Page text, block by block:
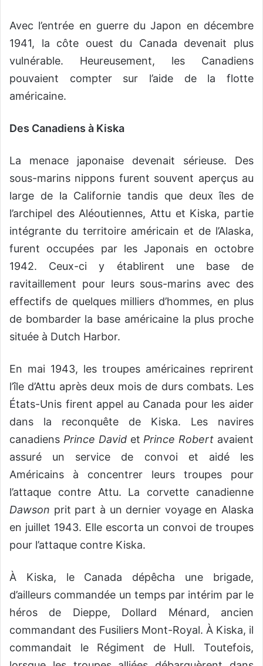
Avec l’entrée en guerre du Japon en décembre
1941, la côte ouest du Canada devenait plus
vulnérable. Heureusement, les Canadiens
pouvaient compter sur l’aide de la flotte
américaine.
Des Canadiens à Kiska
La menace japonaise devenait sérieuse. Des
sous-marins nippons furent souvent aperçus au
large de la Californie tandis que deux îles de
l’archipel des Aléoutiennes, Attu et Kiska, partie
intégrante du territoire américain et de l’Alaska,
furent occupées par les Japonais en octobre
1942. Ceux-ci y établirent une base de
ravitaillement pour leurs sous-marins avec des
effectifs de quelques milliers d’hommes, en plus
de bombarder la base américaine la plus proche
située à Dutch Harbor.
En mai 1943, les troupes américaines reprirent
l’île d’Attu après deux mois de durs combats. Les
États-Unis firent appel au Canada pour les aider
dans la reconquête de Kiska. Les navires
canadiens Prince David et Prince Robert avaient
assuré un service de convoi et aidé les
Américains à concentrer leurs troupes pour
l’attaque contre Attu. La corvette canadienne
Dawson prit part à un dernier voyage en Alaska
en juillet 1943. Elle escorta un convoi de troupes
pour l’attaque contre Kiska.
À Kiska, le Canada dépêcha une brigade,
d’ailleurs commandée un temps par intérim par le
héros de Dieppe, Dollard Ménard, ancien
commandant des Fusiliers Mont-Royal. À Kiska, il
commandait le Régiment de Hull. Toutefois,